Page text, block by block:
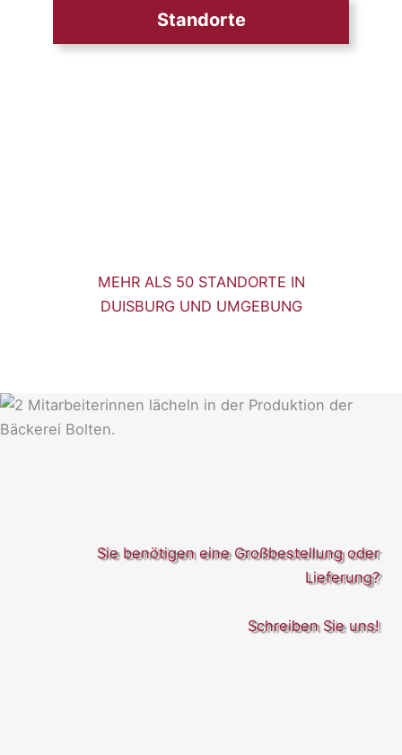
Standorte
MEHR ALS 50 STANDORTE IN
DUISBURG UND UMGEBUNG
Sie benötigen eine Großbestellung oder
Lieferung?
Schreiben Sie uns!